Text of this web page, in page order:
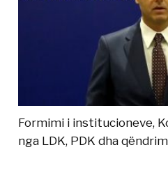
Formimi i institucioneve,
nga LDK, PDK dha